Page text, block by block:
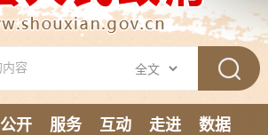
公开 服务 互动 走进
数据